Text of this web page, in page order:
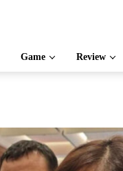
Game Review